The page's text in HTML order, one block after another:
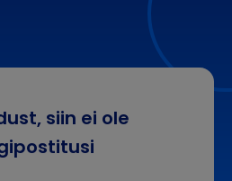
siin ei ole